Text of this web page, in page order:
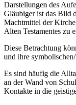
Darstellungen des
Gläubiger ist das Bild
Machtmittel der
Alten Testamentes zu
Diese Betrachtung
und ihre
Es sind häufig die
an der Wand von
Kontakte in die